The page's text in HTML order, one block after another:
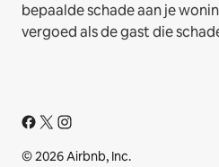
bepaalde schade aan je
vergoed als de gast die
© 2026 Airbnb, Inc.